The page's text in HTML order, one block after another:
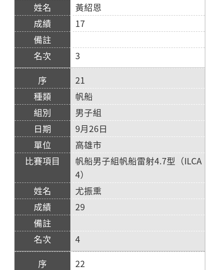
黃紹恩
17
3
21
帆船
男子組
9月26日
高雄市
帆船男子組帆船雷射4.7型（ILCA
4）
尤振熏
29
4
22